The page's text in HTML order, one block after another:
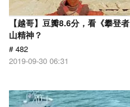
【越哥】豆瓣8.6分，看《攀登
山精神？
# 482
2019-09-30 06:31